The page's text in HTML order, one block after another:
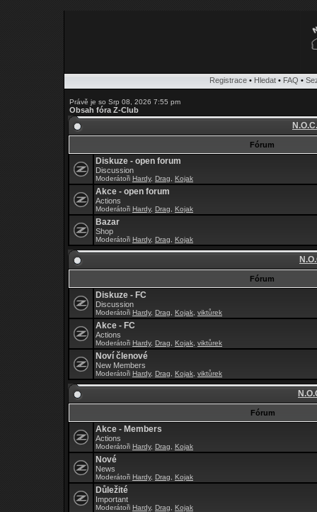
Registrace • Hledat • FAQ •
Právě je so Srp 08, 2026 7:55 pm
Obsah fóra Z-Club
Fórum
Diskuze - open forum
Discussion
Moderátoři Hardy, Drag Kojak
Akce - open forum
Actions
Moderátoři Hardy, Drag Kojak
Bazar
Shop
Moderátoři Hardy, Drag Kojak
Fórum
Diskuze - FC
Discussion
Moderátoři Hardy, Drag Kojak viktůrek
Akce - FC
Actions
Moderátoři Hardy, Drag Kojak viktůrek
Noví členové
New Members
Moderátoři Hardy, Drag Kojak viktůrek
Fórum
Akce - Members
Actions
Moderátoři Hardy, Drag Kojak
Nové
News
Moderátoři Hardy, Drag Kojak
Důležité
Important
Moderátoři Hardy, Drag Kojak